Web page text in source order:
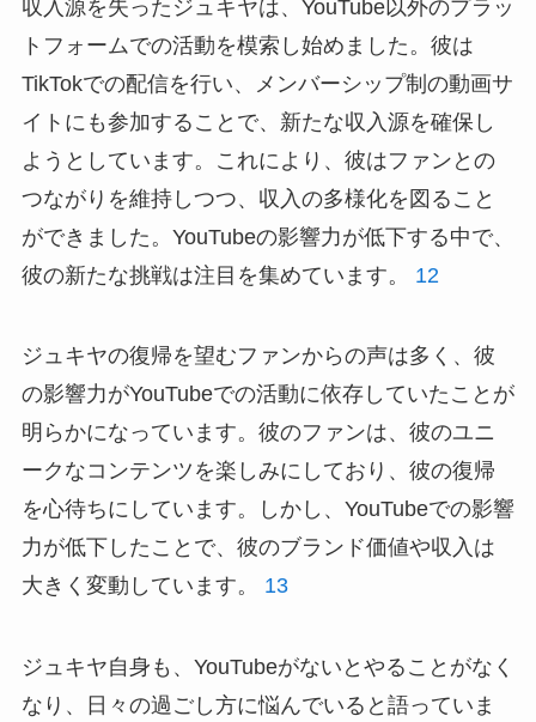
収入源を失ったジュキヤは、YouTube以外のプラッ
トフォームでの活動を模索し始めました。彼は
TikTokでの配信を行い、メンバーシップ制の動画サ
イトにも参加することで、新たな収入源を確保し
ようとしています。これにより、彼はファンとの
つながりを維持しつつ、収入の多様化を図ること
ができました。YouTubeの影響力が低下する中で、
彼の新たな挑戦は注目を集めています。 12
ジュキヤの復帰を望むファンからの声は多く、彼
の影響力がYouTubeでの活動に依存していたことが
明らかになっています。彼のファンは、彼のユニ
ークなコンテンツを楽しみにしており、彼の復帰
を心待ちにしています。しかし、YouTubeでの影響
力が低下したことで、彼のブランド価値や収入は
大きく変動しています。 13
ジュキヤ自身も、YouTubeがないとやることがなく
なり、日々の過ごし方に悩んでいると語っていま